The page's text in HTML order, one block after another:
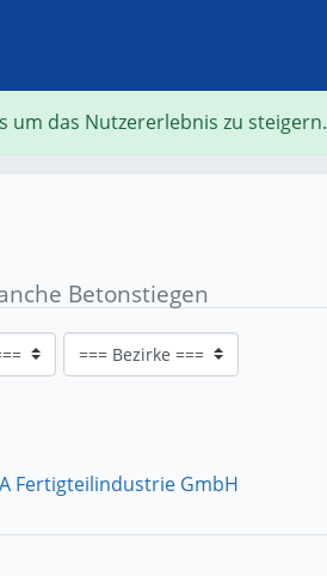
Betonstiegen
Fertigteilindustrie GmbH
um das Nutzererlebnis zu steigern.